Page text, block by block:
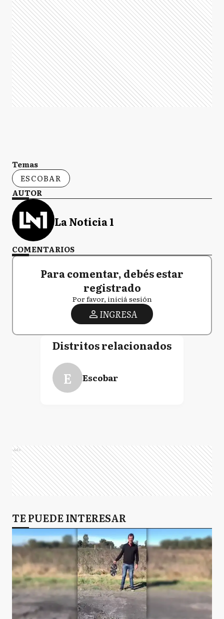
Temas
ESCOBAR
AUTOR
La Noticia 1
COMENTARIOS
Para comentar, debés estar
registrado
Por favor, iniciá sesión
INGRESA
Distritos relacionados
E Escobar
Ads
TE PUEDE INTERESAR